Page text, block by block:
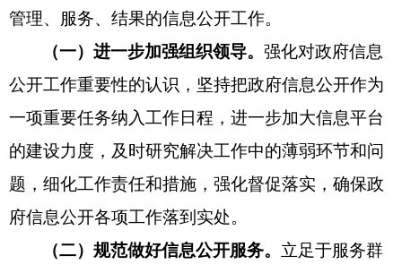
管理、服务、结果的信息公开工作。
（一）进一步加强组织领导。强化对政府信息
公开工作重要性的认识，坚持把政府信息公开作为
一项重要任务纳入工作日程，进一步加大信息平台
的建设力度，及时研究解决工作中的薄弱环节和问
题，细化工作责任和措施，强化督促落实，确保政
府信息公开各项工作落到实处。
（二）规范做好信息公开服务。 立足于服务群